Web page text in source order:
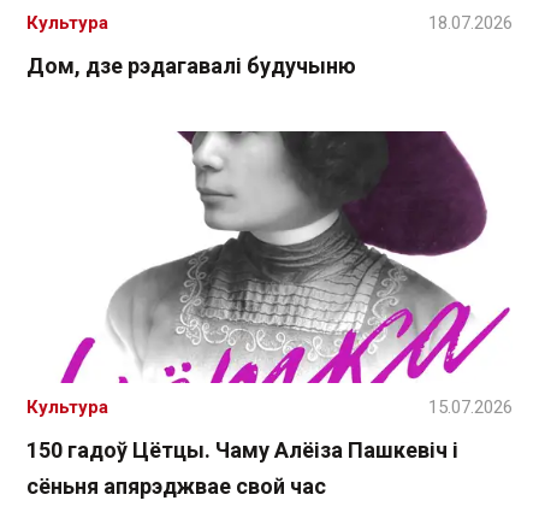
Дом, дзе рэдагавалі будучыню
Культура 18.07.2026
150 гадоў Цётцы. Чаму Алёіза Пашкевіч і
сёньня апярэджвае свой час
Культура 15.07.2026